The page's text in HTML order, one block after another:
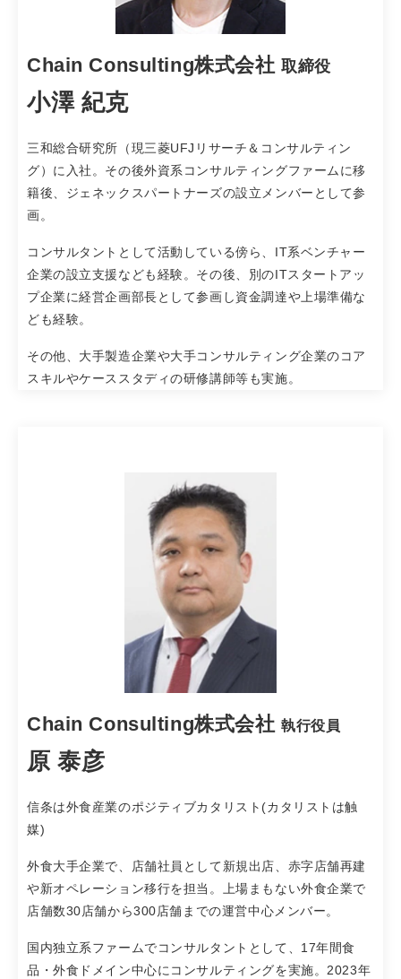
Chain Consulting株式会社取締役
小澤 紀克
三和総合研究所（現三菱UFJリサーチ＆コンサルティン
グ）に入社。その後外資系コンサルティングファームに移
籍後、ジェネックスパートナーズの設立メンバーとして参
画。
コンサルタントとして活動している傍ら、IT系ベンチャー
企業の設立支援なども経験。その後、別のITスタートアッ
プ企業に経営企画部長として参画し資金調達や上場準備な
ども経験。
その他、大手製造企業や大手コンサルティング企業のコア
スキルやケーススタディの研修講師等も実施。
Chain Consulting株式会社執行役員
原 泰彦
信条は外食産業のポジティブカタリスト(カタリストは触
媒)
外食大手企業で、店舗社員として新規出店、赤字店舗再建
や新オペレーション移行を担当。上場まもない外食企業で
店舗数30店舗から300店舗までの運営中心メンバー。
国内独立系ファームでコンサルタントとして、17年間食
品・外食ドメイン中心にコンサルティングを実施。2023年